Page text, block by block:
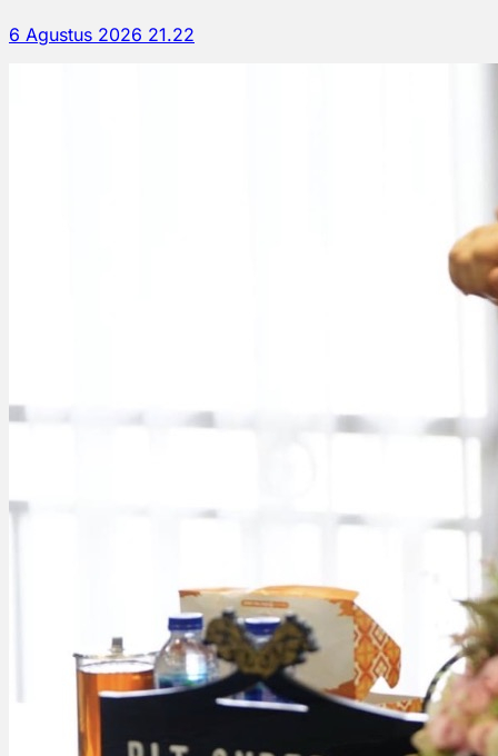
6 Agustus 2026 21.22